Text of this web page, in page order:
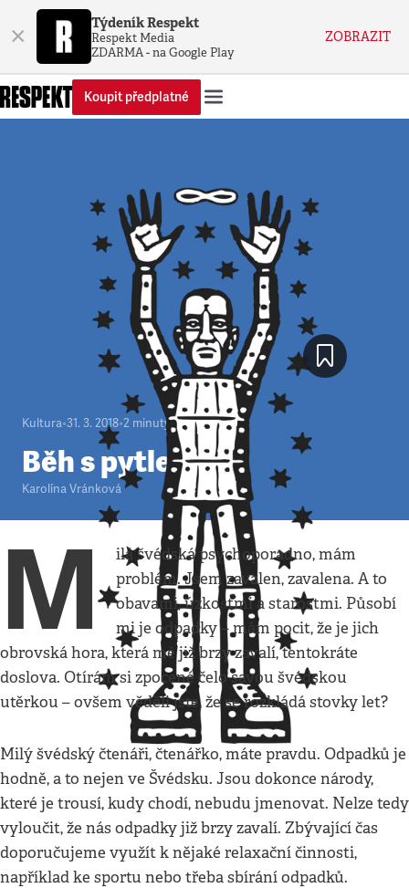
× Týdeník Respekt
Respekt Media
ZDARMA - na Google Play
ZOBRAZIT
Koupit předplatné
Kultura•31. 3. 2018•2 minuty
Běh s pytlem
Karolína Vránková
M
ilá švédská psychoporadno, mám
problém. Jsem zavalen, zavalena. A to
obavami, úzkostmi a starostmi. Působí
mi je odpadky – mám pocit, že je jich
obrovská hora, která mě již brzy zavalí, tentokráte
doslova. Otírám si zpocené čelo savou švédskou
utěrkou – ovšem věděli jste, že se rozkládá stovky let?
Milý švédský čtenáři, čtenářko, máte pravdu. Odpadků je
hodně, a to nejen ve Švédsku. Jsou dokonce národy,
které je trousí, kudy chodí, nebudu jmenovat. Nelze tedy
vyloučit, že nás odpadky již brzy zavalí. Zbývající čas
doporučujeme využít k nějaké relaxační činnosti,
například ke sportu nebo třeba sbírání odpadků.